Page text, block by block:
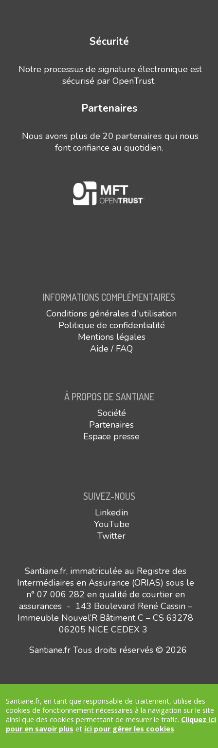
Santiane.fr, en tant que responsable de traitement, utilise des
cookies de fonctionnement nécessaires à la navigation sur le site
ainsi que des cookies permettant de mesurer le trafic. Cliquez ici
pour en savoir plus et ici pour gérer les cookies.
headphones_customer_support_human Besoin d’un conseil ?
Nous vous appelons
Sécurité
Notre processus de signature électronique est
sécurisé par OpenTrust.
Partenaires
Nous avons plus de 20 partenaires qui nous
font confiance au quotidien.
INFORMATIONS COMPLÉMENTAIRES
Conditions générales d'utilisation
Politique de confidentialité
Mentions légales
Aide / FAQ
À PROPOS DE SANTIANE
Société
Partenaires
Espace presse
SUIVEZ-NOUS
Linkedin
YouTube
Twitter
Santiane.fr, immatriculée au Registre des
Intermédiaires en Assurance (ORIAS) sous le
n° 07 006 282 en qualité de courtier en
assurances - 143 Boulevard René Cassin –
Immeuble Nouvel’R Bâtiment C – CS 63278
06205 NICE CEDEX 3
Santiane.fr Tous droits réservés © 2026